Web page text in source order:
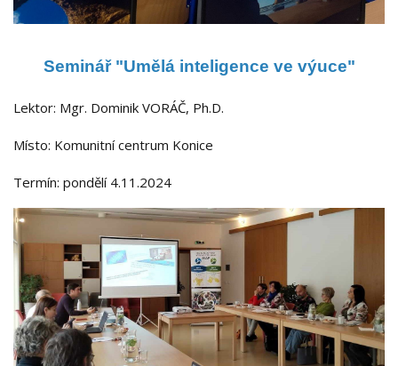
Seminář "Umělá inteligence ve výuce"
Lektor: Mgr. Dominik VORÁČ, Ph.D.
Místo: Komunitní centrum Konice
Termín: pondělí 4.11.2024